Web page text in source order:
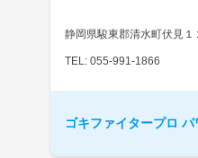
静岡県駿東郡清水町伏見１
TEL: 055-991-1866
ゴキファイタープロ